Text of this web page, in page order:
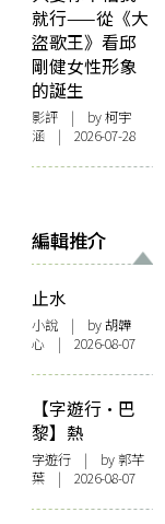
就行——從《大
盜歌王》看邱
剛健女性形象
的誕生
影評 | by 柯宇
涵 | 2026-07-28
編輯推介
止水
小說 | by 胡韡
心 | 2026-08-07
【字遊行·巴
黎】熱
字遊行 | by 郭芊
葉 | 2026-08-07